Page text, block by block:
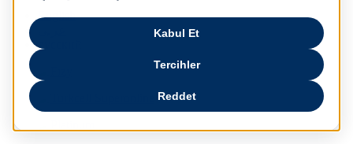
English
русский